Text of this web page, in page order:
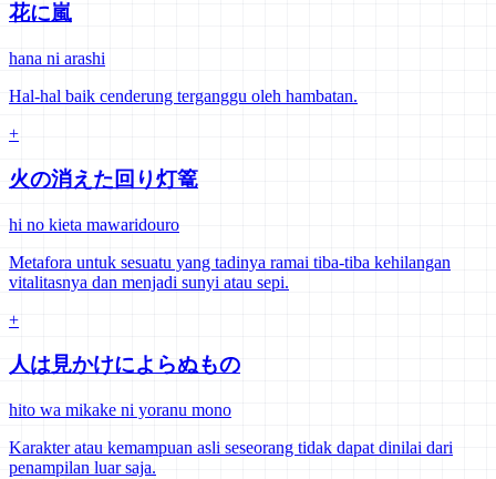
花に嵐
hana ni arashi
Hal-hal baik cenderung terganggu oleh hambatan.
+
火の消えた回り灯篭
hi no kieta mawaridouro
Metafora untuk sesuatu yang tadinya ramai tiba-tiba kehilangan
vitalitasnya dan menjadi sunyi atau sepi.
+
人は見かけによらぬもの
hito wa mikake ni yoranu mono
Karakter atau kemampuan asli seseorang tidak dapat dinilai dari
penampilan luar saja.